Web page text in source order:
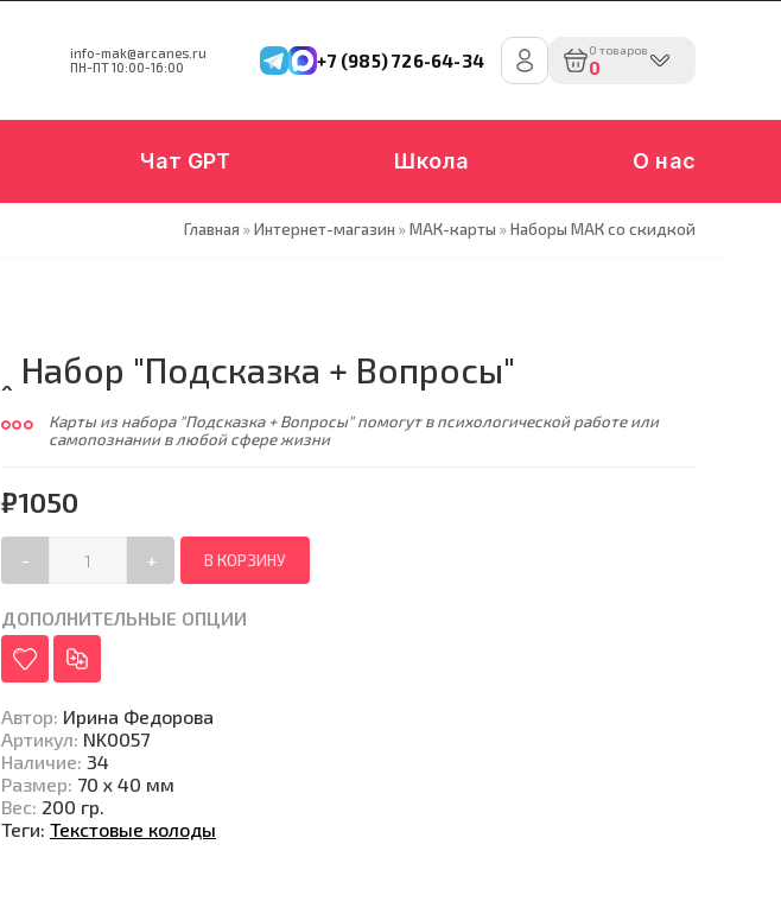
info-mak@arcanes.ru
ПН-ПТ 10:00-16:00
+7 (985) 726-64-34 0 товаров
0
Чат GPT Школа О нас
Главная »Интернет-магазин »МАК-карты »Наборы МАК со скидкой
ꞈ Набор "Подсказка + Вопросы"
Карты из набора "Подсказка + Вопросы" помогут в психологической работе или
самопознании в любой сфере жизни
₽1050
- +
ДОПОЛНИТЕЛЬНЫЕ ОПЦИИ
Автор: Ирина Федорова
Артикул: NK0057
Наличие: 34
Размер: 70 х 40 мм
Вес: 200 гр.
Теги: Текстовые колоды